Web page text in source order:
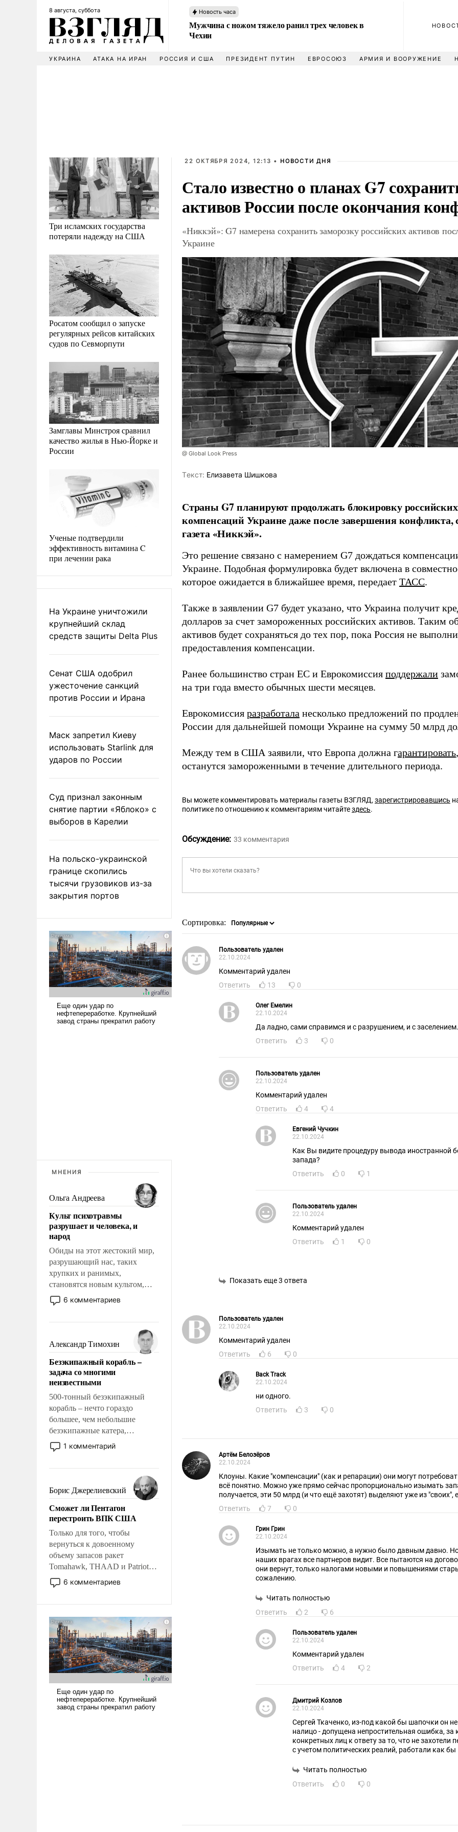
8 августа, суббота Новость часа
Мужчина с ножом тяжело ранил трех человек в
Чехии
УКРАИНА АТАКА НА ИРАН РОССИЯ И США ПРЕЗИДЕНТ ПУТИН ЕВРОСОЮЗ АРМИЯ И ВООРУЖЕНИЕ
Три исламских государства
потеряли надежду на США
Росатом сообщил о запуске
регулярных рейсов китайских
судов по Севморпути
Замглавы Минстроя сравнил
качество жилья в Нью-Йорке и
России
Ученые подтвердили
эффективность витамина C
при лечении рака
На Украине уничтожили
крупнейший склад
средств защиты Delta Plus
Сенат США одобрил
ужесточение санкций
против России и Ирана
Маск запретил Киеву
использовать Starlink для
ударов по России
Суд признал законным
снятие партии «Яблоко» с
выборов в Карелии
На польско-украинской
границе скопились
тысячи грузовиков из-за
закрытия портов
МНЕНИЯ
Ольга Андреева
Культ психотравмы
разрушает и человека, и
народ
Обиды на этот жестокий мир,
разрушающий нас, таких
хрупких и ранимых,
становятся новым культом,
постепенно вытесняя и
отменяя традиционное
мужественным и твердым под
ударами судьбы, брать на себя
ответственность, помогать
слабым, идти вперед и
адаптироваться.
6 комментариев
Александр Тимохин
Безэкипажный корабль –
задача со многими
неизвестными
500-тонный безэкипажный
корабль – нечто гораздо
большее, чем небольшие
безэкипажные катера,
применение которых уже
стало обыденностью. Задача по
сложна и амбициозна. Однако
и ее реализация радикально
поднимет наши боевые
возможности.
1 комментарий
Борис Джерелиевский
Сможет ли Пентагон
перестроить ВПК США
Только для того, чтобы
вернуться к довоенному
объему запасов ракет
Tomahawk, THAAD и Patriot
США потребуется более трех
лет. Даже небольшая война с
Сложившаяся ситуация
означает многолетний период
уязвимости США, например,
перед Китаем.
6 комментариев
22 ОКТЯБРЯ 2024, 12:13 • НОВОСТИ ДНЯ
Стало известно о планах G7
активов России после окончания
«Никкэй»: G7 намерена сохранить заморозку российских активов
Украине
@ Global Look Press
Tекст: Елизавета Шишкова
Страны G7 планируют продолжать блокировку
компенсаций Украине даже после завершения конфликта,
газета «Никкэй».
Это решение связано с намерением G7 дождаться
Украине. Подобная формулировка будет включена в
которое ожидается в ближайшее время, передает ТАСС.
Также в заявлении G7 будет указано, что Украина получит
долларов за счет замороженных российских активов. Таким
активов будет сохраняться до тех пор, пока Россия не
предоставления компенсации.
Ранее большинство стран ЕС и Еврокомиссия поддержали
на три года вместо обычных шести месяцев.
Еврокомиссия разработала несколько предложений по
России для дальнейшей помощи Украине на сумму 50 млрд
Между тем в США заявили, что Европа должна гарантировать
останутся замороженными в течение длительного периода.
Вы можете комментировать материалы газеты ВЗГЛЯД,зарегистрировавшись
политике по отношению к комментариям читайтездесь.
Обсуждение: 33 комментария
Сортировка:
Пользователь удален
22.10.2024
Комментарий удален
Ответить
13 0
Олег Емелин
22.10.2024
Да ладно, сами справимся и с разрушением, и с заселением.
Ответить
3 0
Пользователь удален
22.10.2024
Комментарий удален
Ответить
4 4
Евгений Чучкин
22.10.2024
Как Вы видите процедуру вывода иностранной
запада?
Ответить
0 1
Пользователь удален
22.10.2024
Комментарий удален
Ответить
1 0
Показать еще 3 ответа
Пользователь удален
22.10.2024
Комментарий удален
Ответить
6 0
Back Track
22.10.2024
ни одного.
Ответить
3 0
Артём Белозёров
22.10.2024
Клоуны. Какие "компенсации" (как и репарации) они могут
всё понятно. Можно уже прямо сейчас пропорционально изымать
получается, эти 50 млрд (и что ещё захотят) выделяют уже из "своих",
Ответить
7 0
Грин Грин
22.10.2024
Изымать не только можно, а нужно было давным давно.
наших врагах все партнеров видит. Все пытаются на
они вернут, только налогами новыми и повышениями
сожалению.
Читать полностью
Ответить
2 6
Пользователь удален
22.10.2024
Комментарий удален
Ответить
4 2
Дмитрий Козлов
22.10.2024
Сергей Ткаченко, из-под какой бы шапочки он
налицо - допущена непростительная ошибка, за которую надо привлекать
конкретных лиц к ответу за то, что не захотели
с учетом политических реалий, работали как бы по инструкции МВФ против
Читать полностью
Ответить
0 0